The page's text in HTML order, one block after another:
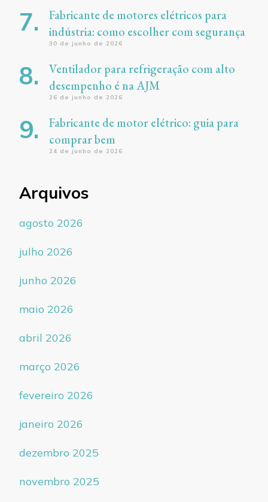
Fabricante de motores elétricos para
indústria: como escolher com segurança
30 de junho de 2026
Ventilador para refrigeração com alto
desempenho é na AJM
26 de junho de 2026
Fabricante de motor elétrico: guia para
comprar bem
24 de junho de 2026
Arquivos
agosto 2026
julho 2026
junho 2026
maio 2026
abril 2026
março 2026
fevereiro 2026
janeiro 2026
dezembro 2025
novembro 2025